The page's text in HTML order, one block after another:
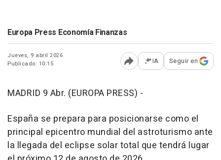
Europa Press Economía Finanzas
Jueves, 9 abril 2026
Publicado: 10:15
Abrir opciones para
IA Seguir en
MADRID 9 Abr. (EUROPA PRESS) -
España se prepara para posicionarse como el
principal epicentro mundial del astroturismo ante
la llegada del eclipse solar total que tendrá lugar